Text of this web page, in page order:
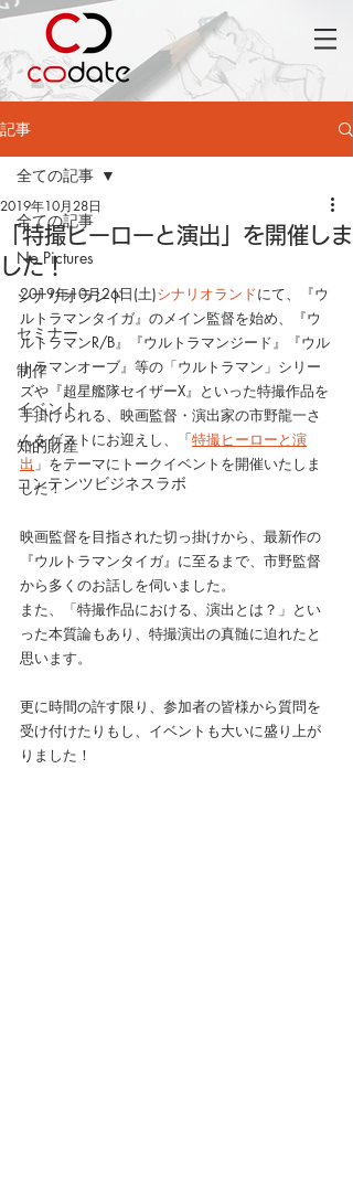
記事
全ての記事
No Pictures
シナリオランド
セミナー
制作
イベント
知的財産
コンテンツビジネスラボ
全ての記事
「特撮ヒーローと演出」を開催しま
した！
2019年10月28日
2019年10月26日(土)シナリオランドにて、『ウ
ルトラマンタイガ』のメイン監督を始め、『ウ
ルトラマンR/B』『ウルトラマンジード』『ウル
トラマンオーブ』等の「ウルトラマン」シリー
ズや『超星艦隊セイザーX』といった特撮作品を
手掛けられる、映画監督・演出家の市野龍一さ
んをゲストにお迎えし、「特撮ヒーローと演
出 」をテーマにトークイベントを開催いたしま
した！
映画監督を目指された切っ掛けから、最新作の
『ウルトラマンタイガ』に至るまで、市野監督
から多くのお話しを伺いました。
また、「特撮作品における、演出とは？」とい
った本質論もあり、特撮演出の真髄に迫れたと
思います。
更に時間の許す限り、参加者の皆様から質問を
受け付けたりもし、イベントも大いに盛り上が
りました！